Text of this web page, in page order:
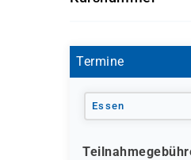
Jobcenter
erfolgt durch
Deutsche
Europäischer
Weitere
Termine
Essen